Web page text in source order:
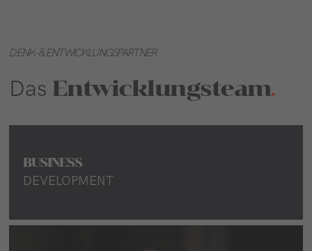
DENK- & ENTWICKLUNGSPARTNER
Das Entwicklungs­team.
BUSINESS
DEVELOPMENT